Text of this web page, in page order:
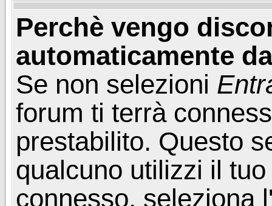
Perchè vengo
automaticamente
Se non selezioni
forum ti terrà
prestabilito. Questo
qualcuno utilizzi il
connesso, seleziona